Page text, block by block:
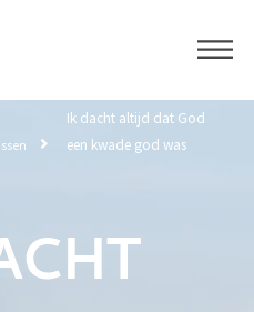
Ik dacht altijd dat God
een kwade god was